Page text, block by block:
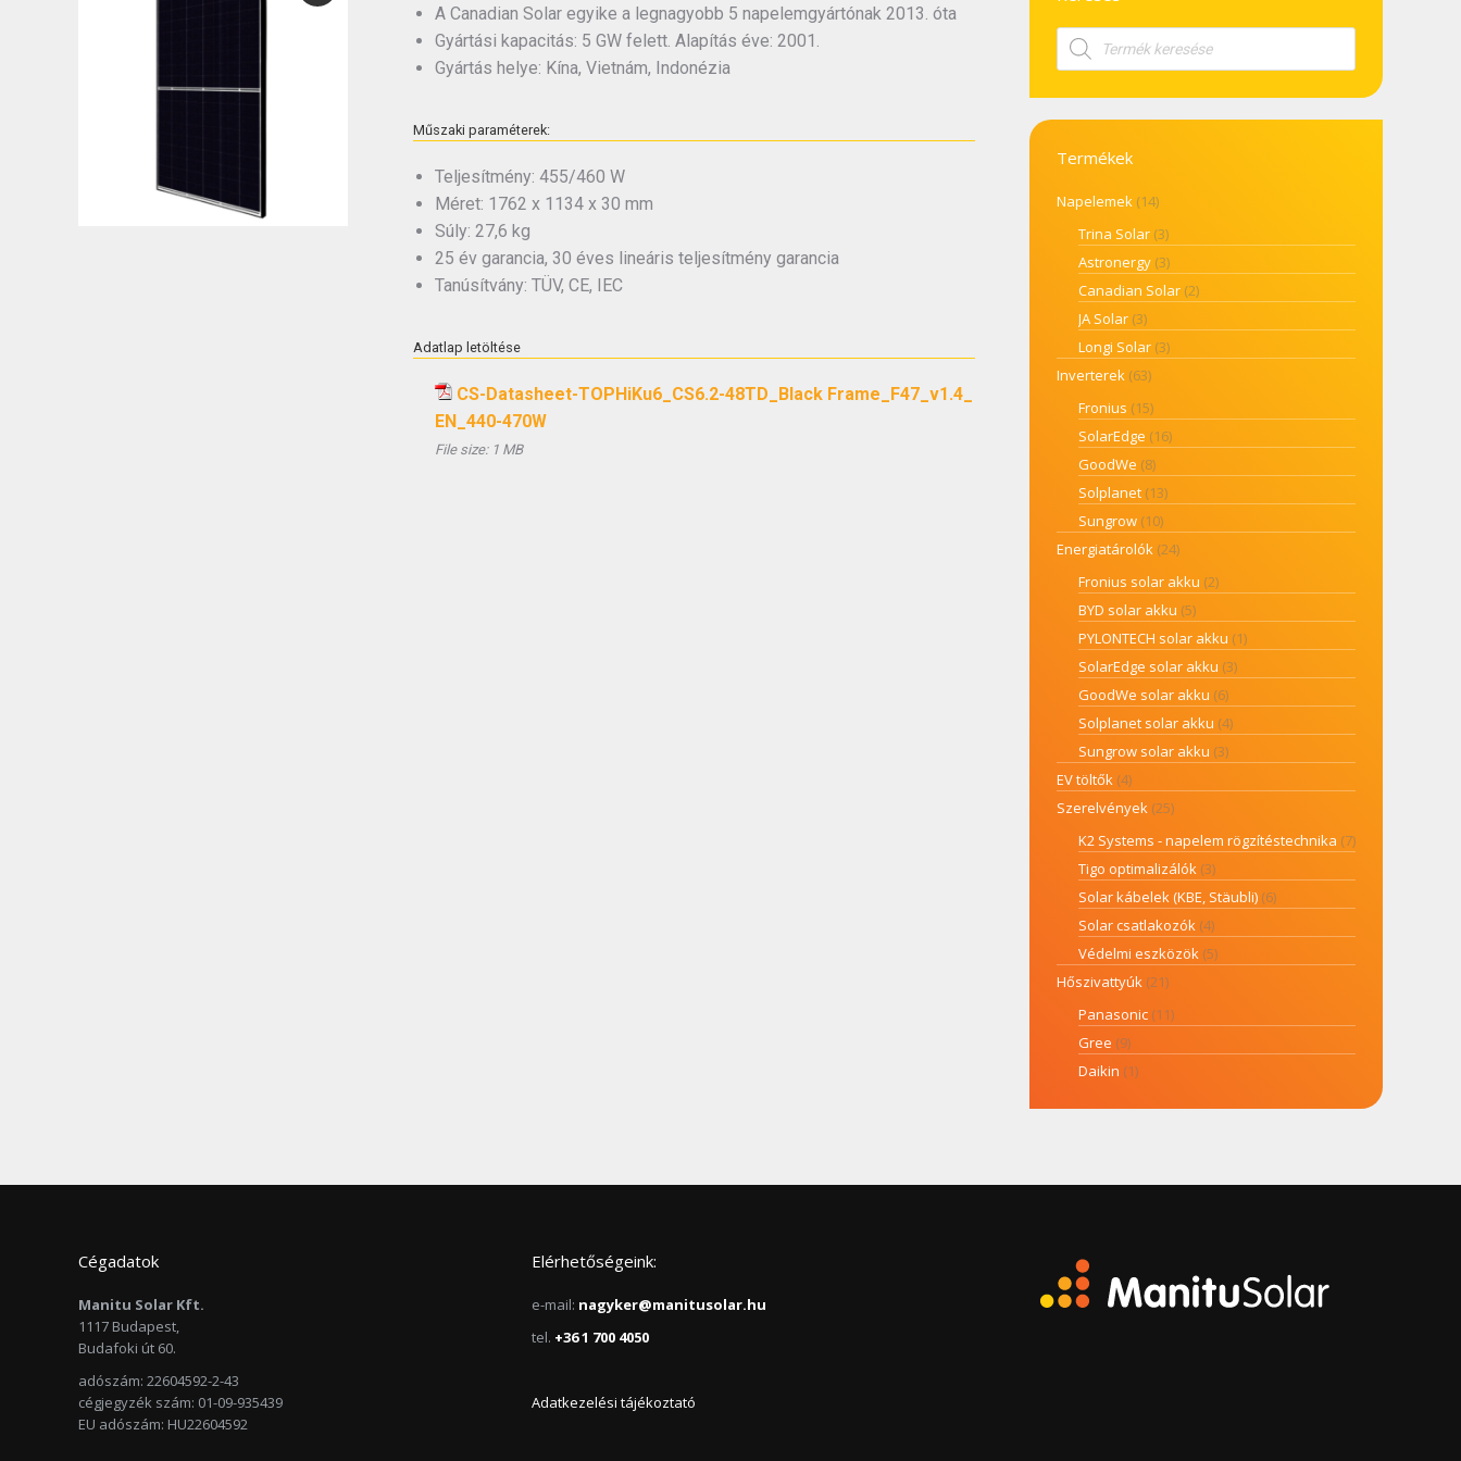
A Canadian Solar egyike a legnagyobb 5 napelemgyártónak 2013. óta
Gyártási kapacitás: 5 GW felett. Alapítás éve: 2001.
Gyártás helye: Kína, Vietnám, Indonézia
Műszaki paraméterek:
Teljesítmény: 455/460 W
Méret: 1762 x 1134 x 30 mm
Súly: 27,6 kg
25 év garancia, 30 éves lineáris teljesítmény garancia
Tanúsítvány: TÜV, CE, IEC
Adatlap letöltése
CS-Datasheet-TOPHiKu6_CS6.2-48TD_Black Frame_F47_v1.4_
EN_440-470W
File size:1 MB
Products
search
Termékek
Napelemek (14)
Trina Solar (3)
Astronergy (3)
Canadian Solar (2)
JA Solar (3)
Longi Solar (3)
Inverterek (63)
Fronius (15)
SolarEdge (16)
GoodWe (8)
Solplanet (13)
Sungrow (10)
Energiatárolók (24)
Fronius solar akku (2)
BYD solar akku (5)
PYLONTECH solar akku (1)
SolarEdge solar akku (3)
GoodWe solar akku (6)
Solplanet solar akku (4)
Sungrow solar akku (3)
EV töltők (4)
Szerelvények (25)
K2 Systems - napelem rögzítéstechnika (7)
Tigo optimalizálók (3)
Solar kábelek (KBE, Stäubli) (6)
Solar csatlakozók (4)
Védelmi eszközök (5)
Hőszivattyúk (21)
Panasonic (11)
Gree (9)
Daikin (1)
Cégadatok
Manitu Solar Kft.
1117 Budapest,
Budafoki út 60.
adószám: 22604592-2-43
cégjegyzék szám: 01-09-935439
EU adószám: HU22604592
Elérhetőségeink:
e-mail: nagyker@manitusolar.hu
tel. +36 1 700 4050
Adatkezelési tájékoztató